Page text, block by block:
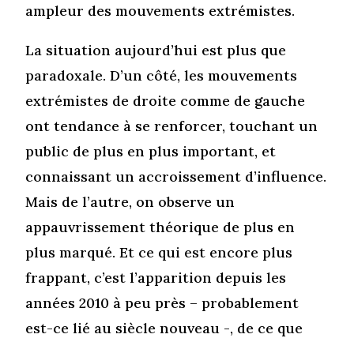
ampleur des mouvements extrémistes.
La situation aujourd’hui est plus que
paradoxale. D’un côté, les mouvements
extrémistes de droite comme de gauche
ont tendance à se renforcer, touchant un
public de plus en plus important, et
connaissant un accroissement d’influence.
Mais de l’autre, on observe un
appauvrissement théorique de plus en
plus marqué. Et ce qui est encore plus
frappant, c’est l’apparition depuis les
années 2010 à peu près – probablement
est-ce lié au siècle nouveau -, de ce que